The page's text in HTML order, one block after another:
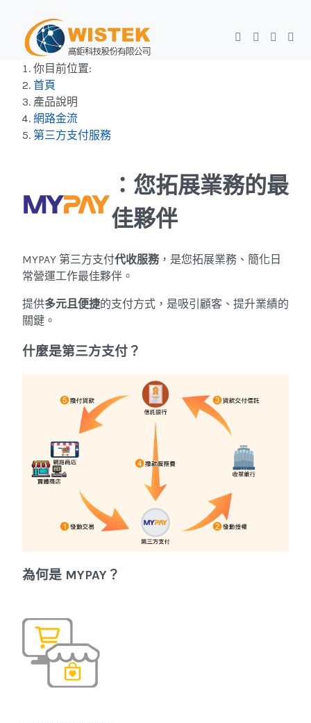
你目前位置:
首頁
產品說明
網路金流
第三方支付服務
：您拓展業務的最
佳夥伴
MYPAY 第三方支付代收服務 ，是您拓展業務、簡化日
常營運工作最佳夥伴。
提供多元且便捷的支付方式，是吸引顧客、提升業績的
關鍵。
什麼是第三方支付？
為何是 MYPAY？